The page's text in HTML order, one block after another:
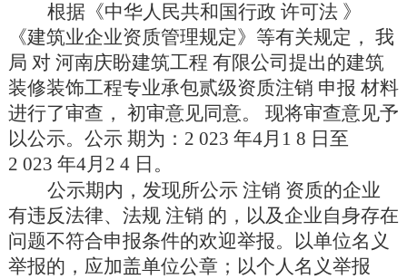
根据《中华人民共和国行政 许可法 》
《建筑业企业资质管理规定》等有关规定， 我
局 对 河南庆盼建筑工程 有限公司提出的建筑
装修装饰工程专业承包贰级资质注销 申报 材料
进行了审查， 初审意见同意。 现将审查意见予
以公示。公示 期为：2 023 年4月1 8 日至
2 023 年4月2 4 日。
公示期内，发现所公示 注销 资质的企业
有违反法律、法规 注销 的，以及企业自身存在
问题不符合申报条件的欢迎举报。以单位名义
举报的，应加盖单位公章；以个人名义举报